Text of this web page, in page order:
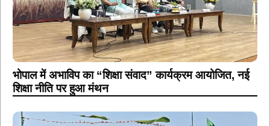
भोपाल में अभाविप का “शिक्षा संवाद” कार्यक्रम आयोजित, नई
शिक्षा नीति पर हुआ मंथन